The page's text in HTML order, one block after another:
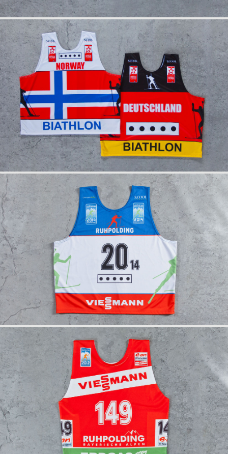
anfrage
info anfrage
info anfrage